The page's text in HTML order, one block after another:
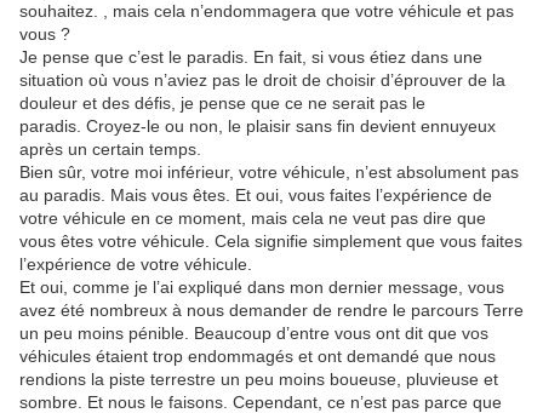
souhaitez. , mais cela n’endommagera que votre véhicule et pas
vous ?
Je pense que c’est le paradis. En fait, si vous étiez dans une
situation où vous n’aviez pas le droit de choisir d’éprouver de la
douleur et des défis, je pense que ce ne serait pas le
paradis. Croyez-le ou non, le plaisir sans fin devient ennuyeux
après un certain temps.
Bien sûr, votre moi inférieur, votre véhicule, n’est absolument pas
au paradis. Mais vous êtes. Et oui, vous faites l’expérience de
votre véhicule en ce moment, mais cela ne veut pas dire que
vous êtes votre véhicule. Cela signifie simplement que vous faites
l’expérience de votre véhicule.
Et oui, comme je l’ai expliqué dans mon dernier message, vous
avez été nombreux à nous demander de rendre le parcours Terre
un peu moins pénible. Beaucoup d’entre vous ont dit que vos
véhicules étaient trop endommagés et ont demandé que nous
rendions la piste terrestre un peu moins boueuse, pluvieuse et
sombre. Et nous le faisons. Cependant, ce n’est pas parce que